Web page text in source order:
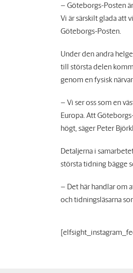
– Göteborgs-Posten
Vi är särskilt glada att
Göteborgs-Posten.
Under den andra
till största delen
genom en fysisk
– Vi ser oss som en
Europa. Att
högt, säger Peter
Detaljerna i
största tidning bägge
– Det här handlar om
och tidningsläsarna